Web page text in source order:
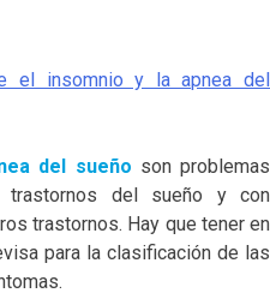
del sueño son problemas
del sueño y con
trastornos. Hay que tener en
para la clasificación de las